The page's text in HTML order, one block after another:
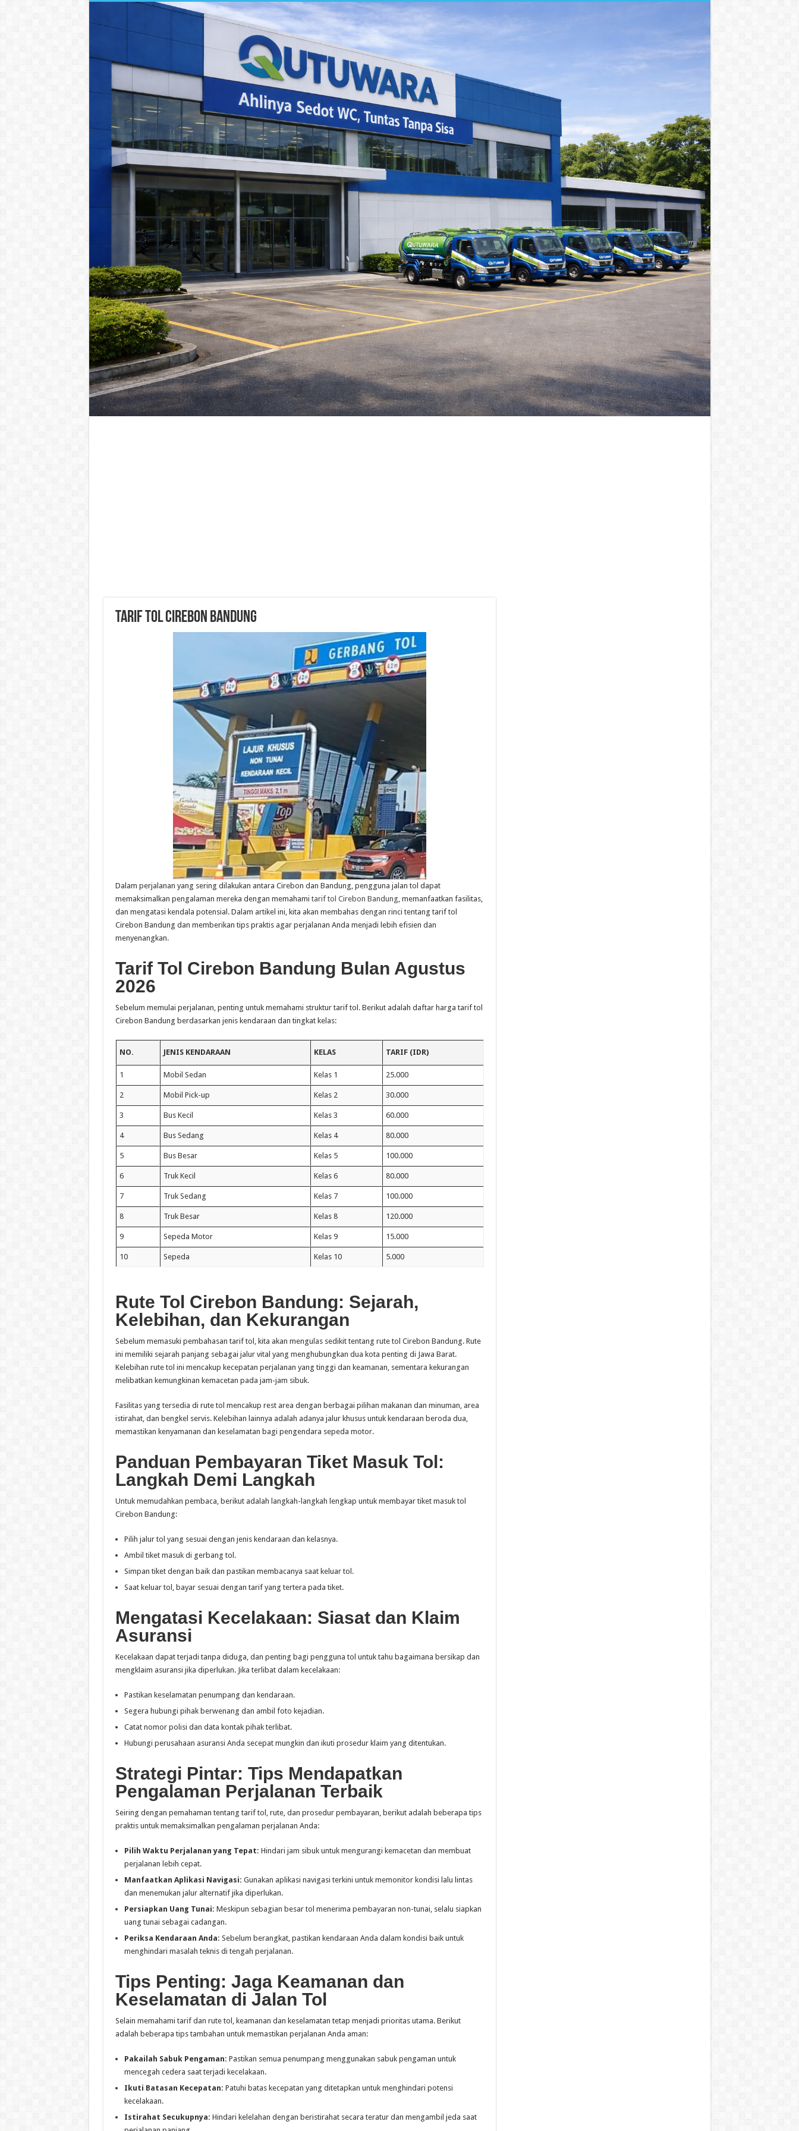
Tarif Tol Cirebon Bandung
Dalam perjalanan yang sering dilakukan antara Cirebon dan Bandung, pengguna jalan tol dapat
memaksimalkan pengalaman mereka dengan memahami tarif tol Cirebon Bandung , memanfaatkan fasilitas,
dan mengatasi kendala potensial. Dalam artikel ini, kita akan membahas dengan rinci tentang tarif tol
Cirebon Bandung dan memberikan tips praktis agar perjalanan Anda menjadi lebih efisien dan
menyenangkan.
Tarif Tol Cirebon Bandung Bulan Agustus
2026
Sebelum memulai perjalanan, penting untuk memahami struktur tarif tol. Berikut adalah daftar harga tarif tol
Cirebon Bandung berdasarkan jenis kendaraan dan tingkat kelas:
NO. JENIS KENDARAAN KELAS TARIF (IDR)
1 Mobil Sedan Kelas 1 25.000
2 Mobil Pick-up Kelas 2 30.000
3 Bus Kecil Kelas 3 60.000
4 Bus Sedang Kelas 4 80.000
5 Bus Besar Kelas 5 100.000
6 Truk Kecil Kelas 6 80.000
7 Truk Sedang Kelas 7 100.000
8 Truk Besar Kelas 8 120.000
9 Sepeda Motor Kelas 9 15.000
10 Sepeda Kelas 10 5.000
Rute Tol Cirebon Bandung: Sejarah,
Kelebihan, dan Kekurangan
Sebelum memasuki pembahasan tarif tol, kita akan mengulas sedikit tentang rute tol Cirebon Bandung. Rute
ini memiliki sejarah panjang sebagai jalur vital yang menghubungkan dua kota penting di Jawa Barat.
Kelebihan rute tol ini mencakup kecepatan perjalanan yang tinggi dan keamanan, sementara kekurangan
melibatkan kemungkinan kemacetan pada jam-jam sibuk.
Fasilitas yang tersedia di rute tol mencakup rest area dengan berbagai pilihan makanan dan minuman, area
istirahat, dan bengkel servis. Kelebihan lainnya adalah adanya jalur khusus untuk kendaraan beroda dua,
memastikan kenyamanan dan keselamatan bagi pengendara sepeda motor.
Panduan Pembayaran Tiket Masuk Tol:
Langkah Demi Langkah
Untuk memudahkan pembaca, berikut adalah langkah-langkah lengkap untuk membayar tiket masuk tol
Cirebon Bandung:
Pilih jalur tol yang sesuai dengan jenis kendaraan dan kelasnya.
Ambil tiket masuk di gerbang tol.
Simpan tiket dengan baik dan pastikan membacanya saat keluar tol.
Saat keluar tol, bayar sesuai dengan tarif yang tertera pada tiket.
Mengatasi Kecelakaan: Siasat dan Klaim
Asuransi
Kecelakaan dapat terjadi tanpa diduga, dan penting bagi pengguna tol untuk tahu bagaimana bersikap dan
mengklaim asuransi jika diperlukan. Jika terlibat dalam kecelakaan:
Pastikan keselamatan penumpang dan kendaraan.
Segera hubungi pihak berwenang dan ambil foto kejadian.
Catat nomor polisi dan data kontak pihak terlibat.
Hubungi perusahaan asuransi Anda secepat mungkin dan ikuti prosedur klaim yang ditentukan.
Strategi Pintar: Tips Mendapatkan
Pengalaman Perjalanan Terbaik
Seiring dengan pemahaman tentang tarif tol, rute, dan prosedur pembayaran, berikut adalah beberapa tips
praktis untuk memaksimalkan pengalaman perjalanan Anda:
Pilih Waktu Perjalanan yang Tepat: Hindari jam sibuk untuk mengurangi kemacetan dan membuat
perjalanan lebih cepat.
Manfaatkan Aplikasi Navigasi: Gunakan aplikasi navigasi terkini untuk memonitor kondisi lalu lintas
dan menemukan jalur alternatif jika diperlukan.
Persiapkan Uang Tunai: Meskipun sebagian besar tol menerima pembayaran non-tunai, selalu siapkan
uang tunai sebagai cadangan.
Periksa Kendaraan Anda: Sebelum berangkat, pastikan kendaraan Anda dalam kondisi baik untuk
menghindari masalah teknis di tengah perjalanan.
Tips Penting: Jaga Keamanan dan
Keselamatan di Jalan Tol
Selain memahami tarif dan rute tol, keamanan dan keselamatan tetap menjadi prioritas utama. Berikut
adalah beberapa tips tambahan untuk memastikan perjalanan Anda aman:
Pakailah Sabuk Pengaman: Pastikan semua penumpang menggunakan sabuk pengaman untuk
mencegah cedera saat terjadi kecelakaan.
Ikuti Batasan Kecepatan: Patuhi batas kecepatan yang ditetapkan untuk menghindari potensi
kecelakaan.
Istirahat Secukupnya: Hindari kelelahan dengan beristirahat secara teratur dan mengambil jeda saat